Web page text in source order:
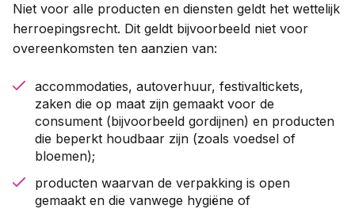
Niet voor alle producten en diensten geldt het wettelijk
herroepingsrecht. Dit geldt bijvoorbeeld niet voor
overeenkomsten ten aanzien van:
accommodaties, autoverhuur, festivaltickets,
zaken die op maat zijn gemaakt voor de
consument (bijvoorbeeld gordijnen) en producten
die beperkt houdbaar zijn (zoals voedsel of
bloemen);
producten waarvan de verpakking is open
gemaakt en die vanwege hygiëne of